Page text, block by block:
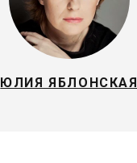
ЮЛИЯ ЯБЛОНСКАЯ